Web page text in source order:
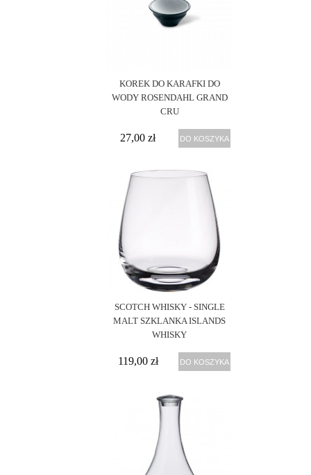
KOREK DO KARAFKI DO
WODY ROSENDAHL GRAND
CRU
27,00 zł DO KOSZYKA
SCOTCH WHISKY - SINGLE
MALT SZKLANKA ISLANDS
WHISKY
119,00 zł DO KOSZYKA